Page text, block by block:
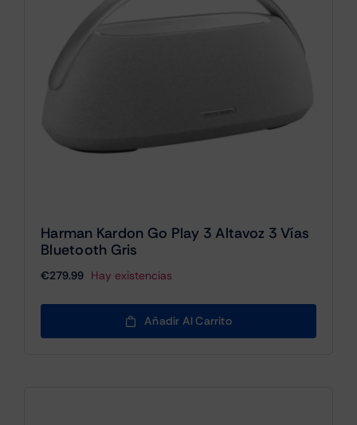
Harman Kardon Go Play 3 Altavoz 3 Vías
Bluetooth Gris
€279.99 Hay existencias
Añadir Al Carrito